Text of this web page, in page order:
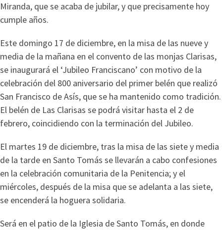
Miranda, que se acaba de jubilar, y que precisamente hoy
cumple años.
Este domingo 17 de diciembre, en la misa de las nueve y
media de la mañana en el convento de las monjas Clarisas,
se inaugurará el ‘Jubileo Franciscano’ con motivo de la
celebración del 800 aniversario del primer belén que realizó
San Francisco de Asís, que se ha mantenido como tradición.
El belén de Las Clarisas se podrá visitar hasta el 2 de
febrero, coincidiendo con la terminación del Jubileo.
El martes 19 de diciembre, tras la misa de las siete y media
de la tarde en Santo Tomás se llevarán a cabo confesiones
en la celebración comunitaria de la Penitencia; y el
miércoles, después de la misa que se adelanta a las siete,
se encenderá la hoguera solidaria.
Será en el patio de la Iglesia de Santo Tomás, en donde